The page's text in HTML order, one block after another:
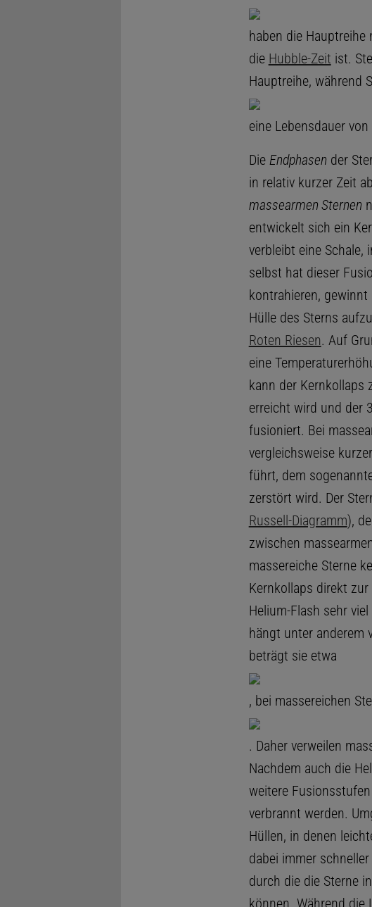
haben die
die Hubble-Zeit ist.
Hauptreihe, während
eine Lebensdauer
Die Endphasen der
in relativ kurzer Zeit
massearmen Sternen
entwickelt sich ein
verbleibt eine
selbst hat dieser
kontrahieren,
Hülle des Sterns
Roten Riesen. Auf
eine
kann der Kernkollaps
erreicht wird und der
fusioniert. Bei
vergleichsweise
führt, dem
zerstört wird. Der
Russell-Diagramm),
zwischen
massereiche Sterne
Kernkollaps direkt
Helium-Flash sehr
hängt unter anderem
beträgt sie etwa
, bei massereichen
. Daher verweilen
Nachdem auch die
weitere
verbrannt werden.
Hüllen, in denen
dabei immer
durch die die Sterne
können. Während die